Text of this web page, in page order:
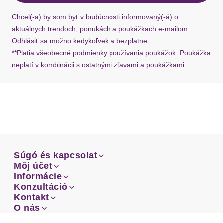
Chcel(-a) by som byť v budúcnosti informovaný(-á) o
aktuálnych trendoch, ponukách a poukážkach e-mailom.
Odhlásiť sa možno kedykoľvek a bezplatne.
**Platia všeobecné podmienky používania poukážok. Poukážka
neplatí v kombinácii s ostatnými zľavami a poukážkami.
Súgó és kapcsolat
Email
Facebook
Instagram
Súgó és kapcsolat
Email
Facebook
Môj účet
Prehľad objednávok
Môj účet
Prehľad objednávok
Informácie
Doprava
Platba
Informácie
Doprava
Konzultáció
Sprievodca-veľkosťami
Konzultáció
Kontakt
Zákaznícke oddelenie
Kontakt
O nás